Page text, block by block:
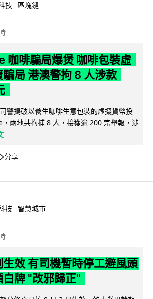
技 區塊鏈
咖啡騙局爆煲 咖啡包裝虛
局 港澳警拘 8 人涉款
警搗破以養生咖啡生意包裝的虛擬貨幣投
兩地共拘捕 8 人，接獲逾 200 宗舉報，涉
分享
技 智慧城市
生效 有司機暫時停工避風頭
白牌 "改邪歸正"